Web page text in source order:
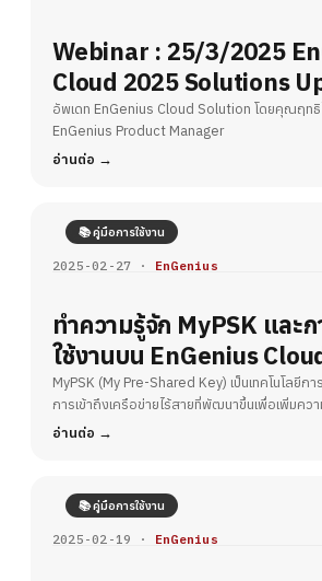
Webinar : 25/3/2025
Cloud 2025 Solutions
อัพเดท EnGenius Cloud Solution โดยคุณฤท
EnGenius Product Manager
อ่านต่อ
📚 คู่มือการใช้งาน
2025-02-27 · EnGenius
ทำความรู้จัก MyPSK และ
ใช้งานบน EnGenius
MyPSK (My Pre-Shared Key) เป็นเทคโนโลยีก
การเข้าถึงเครือข่ายไร้สายที่พัฒนาขึ้นเพื่อเพิ่มคว
Fi
อ่านต่อ
📚 คู่มือการใช้งาน
2025-02-19 · EnGenius